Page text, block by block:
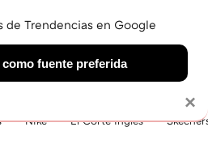
VIAJES GASTRO SNEAKERS
Nike El Corte Inglés
×
de Trendencias en Google
fuente preferida